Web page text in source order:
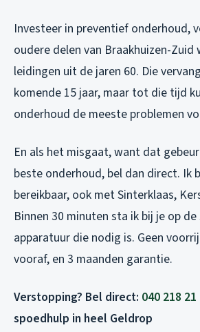
Investeer in preventief onderhoud,
oudere delen van Braakhuizen-
leidingen uit de jaren 60. Die
komende 15 jaar, maar tot die tijd
onderhoud de meeste problemen
En als het misgaat, want dat
beste onderhoud, bel dan direct. Ik
bereikbaar, ook met Sinterklaas,
Binnen 30 minuten sta ik bij je op
apparatuur die nodig is. Geen
vooraf, en 3 maanden garantie.
Verstopping? Bel direct: 040 218 21
spoedhulp in heel Geldrop